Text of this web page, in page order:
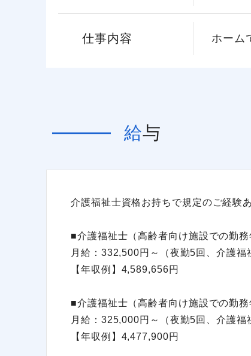
仕事内容 ホーム
給与
介護福祉士資格お持ちで規定のご経験
■介護福祉士（高齢者向け施設での勤
月給：332,500円～（夜勤5回、介護
【年収例】4,589,656円
■介護福祉士（高齢者向け施設での勤
月給：325,000円～（夜勤5回、介護
【年収例】4,477,900円